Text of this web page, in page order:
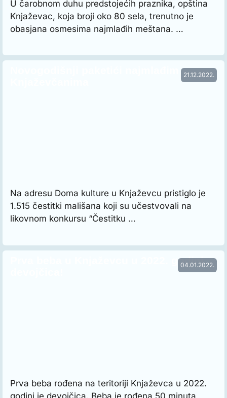
U čarobnom duhu predstojećih praznika, opština
Knjaževac, koja broji oko 80 sela, trenutno je
obasjana osmesima najmlađih meštana. …
21.12.2022.
Na adresu Doma kulture u Knjaževcu pristiglo je
1.515 čestitki mališana koji su učestvovali na
likovnom konkursu “Čestitku …
04.01.2022.
Prva beba u Knjaževcu u 2022. godini
Prva beba rođena na teritoriji Knjaževca u 2022.
godini je devojčica. Beba je rođena 50 minuta